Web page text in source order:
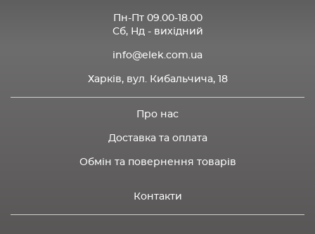
Пн-Пт 09.00-18.00
Сб, Нд - вихідний
info@elek.com.ua
Харків, вул. Кибальчича, 18
Про нас
Доставка та оплата
Обмін та повернення товарів
Контакти